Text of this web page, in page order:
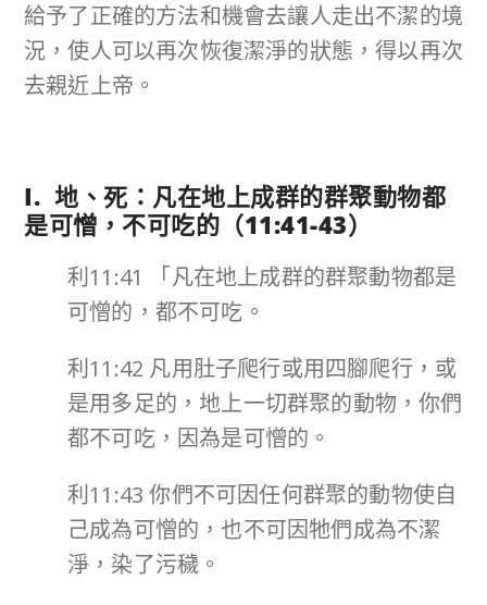
給予了正確的方法和機會去讓人走出不潔的境
況，使人可以再次恢復潔淨的狀態，得以再次
去親近上帝。
I. 地、死：凡在地上成群的群聚動物都
是可憎，不可吃的（11:41-43）
利11:41 「凡在地上成群的群聚動物都是
可憎的，都不可吃。
利11:42 凡用肚子爬行或用四腳爬行，或
是用多足的，地上一切群聚的動物，你們
都不可吃，因為是可憎的。
利11:43 你們不可因任何群聚的動物使自
己成為可憎的，也不可因牠們成為不潔
淨，染了污穢。